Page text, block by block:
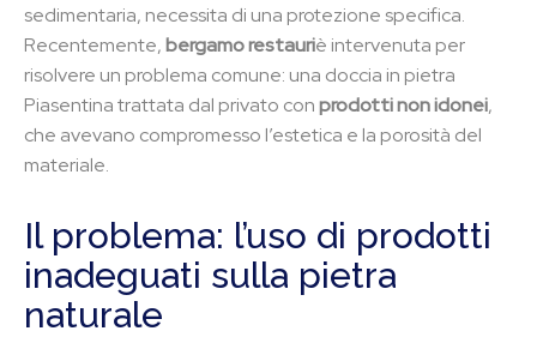
sedimentaria, necessita di una protezione specifica.
Recentemente,bergamo restauriè intervenuta per
risolvere un problema comune: una doccia in pietra
Piasentina trattata dal privato conprodotti non idonei,
che avevano compromesso l’estetica e la porosità del
materiale.
Il problema: l’uso di prodotti
inadeguati sulla pietra
naturale